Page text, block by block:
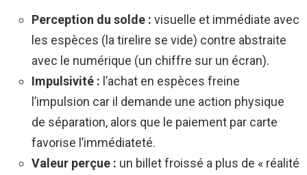
Perception du solde : visuelle et immédiate avec
les espèces (la tirelire se vide) contre abstraite
avec le numérique (un chiffre sur un écran).
Impulsivité : l’achat en espèces freine
l’impulsion car il demande une action physique
de séparation, alors que le paiement par carte
favorise l’immédiateté.
Valeur perçue : un billet froissé a plus de « réalité